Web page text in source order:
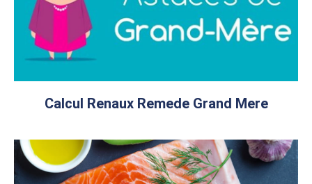
Calcul Renaux Remede Grand Mere